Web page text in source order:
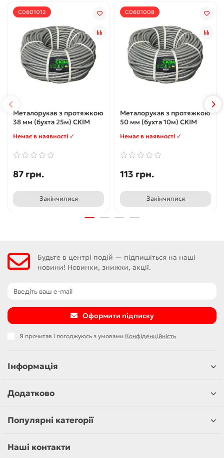
С0601012
Металорукав з протяжкою
38 мм (бухта 25м) CКІМ
Немає в наявності ✓
87 грн.
Закінчилися
С0601008
Металорукав з протяжкою
50 мм (бухта 10м) CКІМ
Немає в наявності ✓
113 грн.
Закінчилися
Будьте в центрі подій — підпишіться на наші
новини! Новинки, знижки, акції.
Оформити підписку
Я прочитав і погоджуюсь з умовами Конфіденційність
Інформація
Додатково
Популярні категорії
Наші контакти